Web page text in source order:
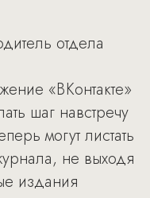
отдела
«ВКонтакте»
шаг навстречу
могут листать
не выходя
издания